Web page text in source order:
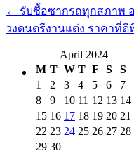
← รับซื้อซากรถทุกสภาพ
วงดนตรีงานแต่ง ราคาที่
April 2024
M T W T F S
S
1
2 3 4 5 6
7
8
9 10 11 12 13 14
15 16 17 18 19 20 21
22 23 24 25 26 27 28
29 30